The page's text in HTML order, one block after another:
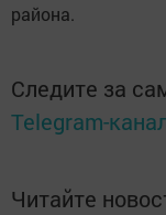
района.
Следите за
Telegram-
Читайте